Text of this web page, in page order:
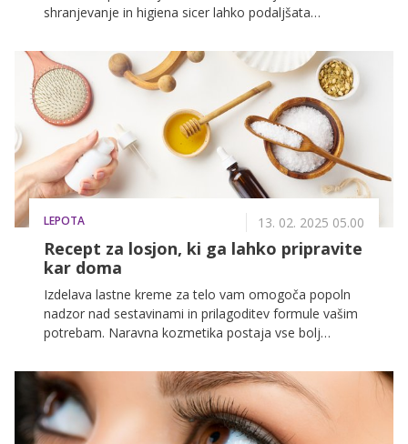
shranjevanje in higiena sicer lahko podaljšata
znake pretečenega roka, kot so spremenjen vonj,
tekstura in barva.
LEPOTA 13. 02. 2025 05.00
Recept za losjon, ki ga lahko pripravite
kar doma
Izdelava lastne kreme za telo vam omogoča popoln
nadzor nad sestavinami in prilagoditev formule vašim
potrebam. Naravna kozmetika postaja vse bolj
sestavin brez nepotrebnih kemikalij.